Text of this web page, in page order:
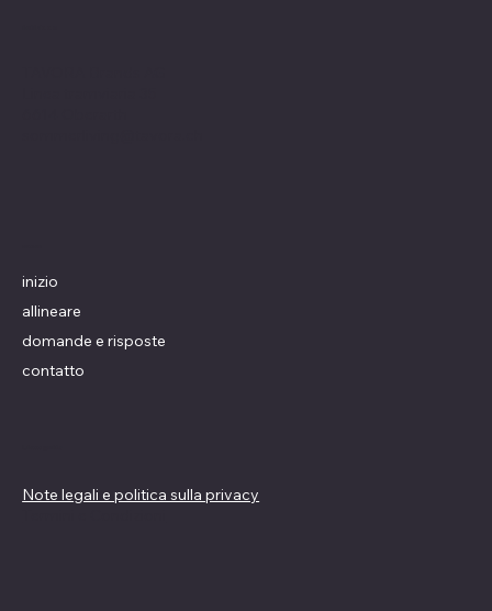
inizio
allineare
domande e risposte
contatto
Note legali e politica sulla privacy